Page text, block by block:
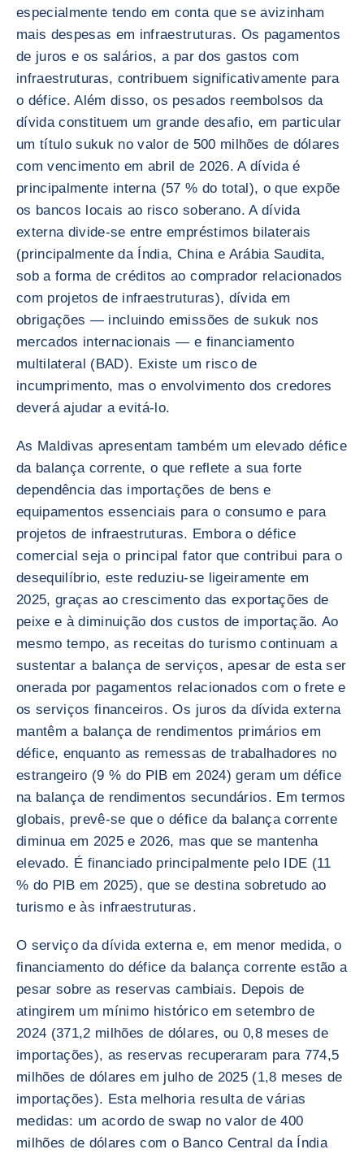
especialmente tendo em conta que se avizinham
mais despesas em infraestruturas. Os pagamentos
de juros e os salários, a par dos gastos com
infraestruturas, contribuem significativamente para
o défice. Além disso, os pesados reembolsos da
dívida constituem um grande desafio, em particular
um título sukuk no valor de 500 milhões de dólares
com vencimento em abril de 2026. A dívida é
principalmente interna (57 % do total), o que expõe
os bancos locais ao risco soberano. A dívida
externa divide-se entre empréstimos bilaterais
(principalmente da Índia, China e Arábia Saudita,
sob a forma de créditos ao comprador relacionados
com projetos de infraestruturas), dívida em
obrigações — incluindo emissões de sukuk nos
mercados internacionais — e financiamento
multilateral (BAD). Existe um risco de
incumprimento, mas o envolvimento dos credores
deverá ajudar a evitá-lo.
As Maldivas apresentam também um elevado défice
da balança corrente, o que reflete a sua forte
dependência das importações de bens e
equipamentos essenciais para o consumo e para
projetos de infraestruturas. Embora o défice
comercial seja o principal fator que contribui para o
desequilíbrio, este reduziu-se ligeiramente em
2025, graças ao crescimento das exportações de
peixe e à diminuição dos custos de importação. Ao
mesmo tempo, as receitas do turismo continuam a
sustentar a balança de serviços, apesar de esta ser
onerada por pagamentos relacionados com o frete e
os serviços financeiros. Os juros da dívida externa
mantêm a balança de rendimentos primários em
défice, enquanto as remessas de trabalhadores no
estrangeiro (9 % do PIB em 2024) geram um défice
na balança de rendimentos secundários. Em termos
globais, prevê-se que o défice da balança corrente
diminua em 2025 e 2026, mas que se mantenha
elevado. É financiado principalmente pelo IDE (11
% do PIB em 2025), que se destina sobretudo ao
turismo e às infraestruturas.
O serviço da dívida externa e, em menor medida, o
financiamento do défice da balança corrente estão a
pesar sobre as reservas cambiais. Depois de
atingirem um mínimo histórico em setembro de
2024 (371,2 milhões de dólares, ou 0,8 meses de
importações), as reservas recuperaram para 774,5
milhões de dólares em julho de 2025 (1,8 meses de
importações). Esta melhoria resulta de várias
medidas: um acordo de swap no valor de 400
milhões de dólares com o Banco Central da Índia